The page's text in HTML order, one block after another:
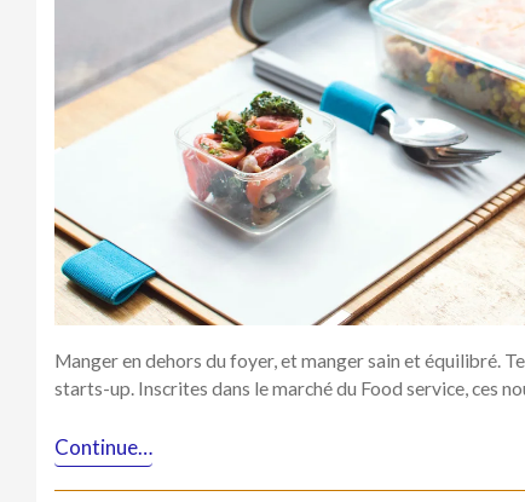
prometteur
Manger en dehors du foyer, et manger sain et équilibré.
starts-up. Inscrites dans le marché du Food service, ces
Continue…